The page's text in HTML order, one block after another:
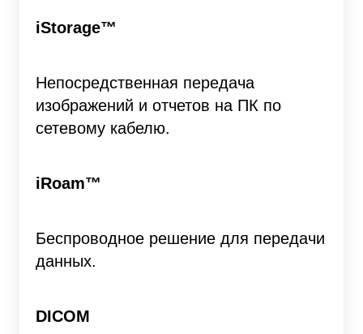
iStorage™
Непосредственная передача
изображений и отчетов на ПК по
сетевому кабелю.
iRoam™
Беспроводное решение для передачи
данных.
DICOM